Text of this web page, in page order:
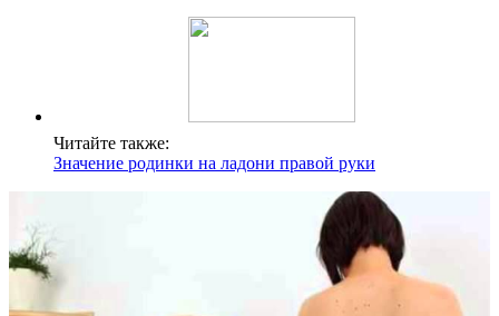
Читайте также:
Значение родинки на ладони правой руки